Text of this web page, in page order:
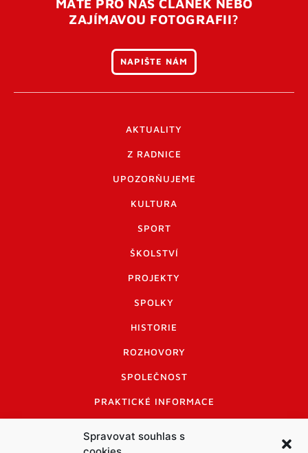
Spravovat souhlas s
ZAJÍMAVOU FOTOGRAFII?
NAPIŠTE NÁM
AKTUALITY
Z RADNICE
UPOZORŇUJEME
KULTURA
SPORT
ŠKOLSTVÍ
PROJEKTY
SPOLKY
HISTORIE
ROZHOVORY
SPOLEČNOST
PRAKTICKÉ INFORMACE